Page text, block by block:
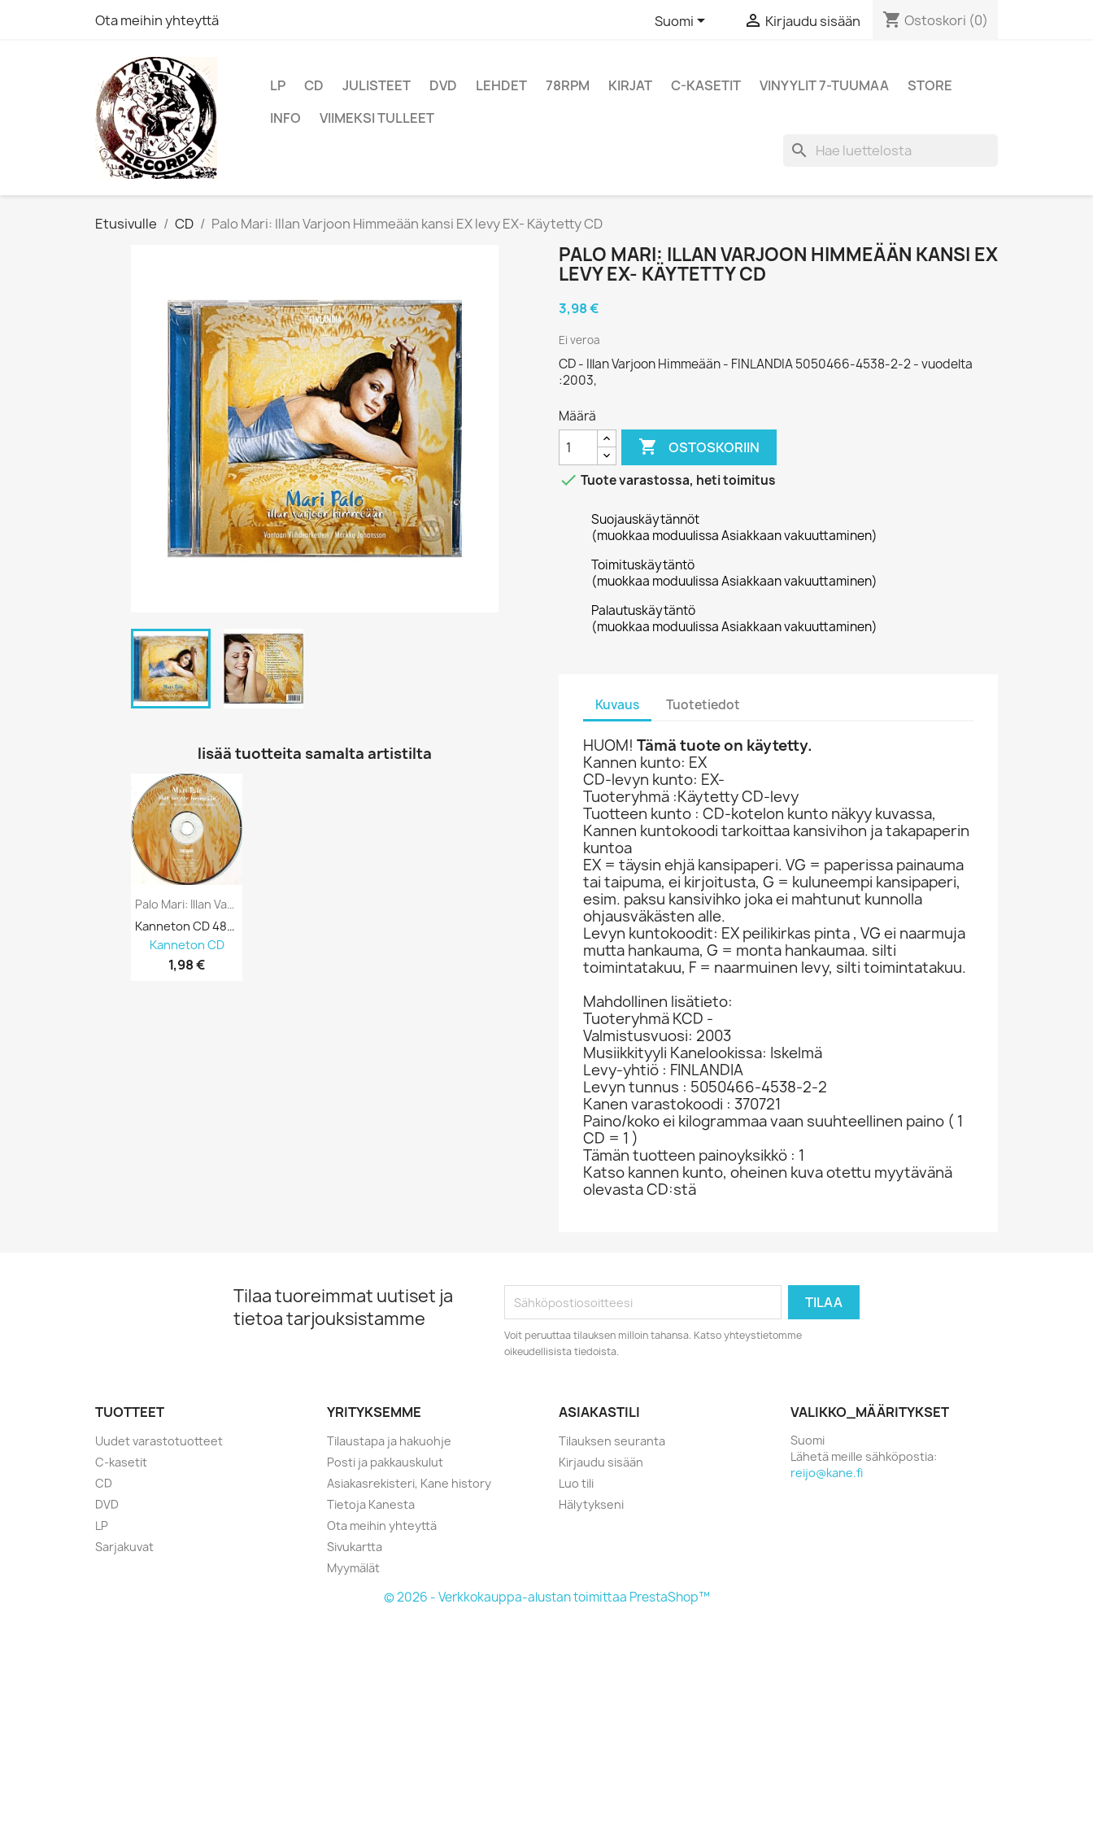
Ota meihin yhteyttä Suomi  Kirjaudu sisään shopping_cart Ostoskori (0)
LP CD JULISTEET DVD LEHDET 78RPM KIRJAT C-KASETIT VINYYLIT 7-TUUMAA
STORE
INFO
VIIMEKSI TULLEET
search
Etusivulle CD Palo Mari: Illan Varjoon Himmeään kansi EX levy EX- Käytetty CD
lisää tuotteita samalta artistilta
Palo Mari: Illan Varjoon Himmeään Kansi...
Kanneton CD 484954
Kanneton CD
1,98 €
PALO MARI: ILLAN VARJOON HIMMEÄÄN KANSI EX
LEVY EX- KÄYTETTY CD
3,98 €
Ei veroa
CD - Illan Varjoon Himmeään - FINLANDIA 5050466-4538-2-2 - vuodelta
:2003,
Määrä
 OSTOSKORIIN
 Tuote varastossa, heti toimitus
Suojauskäytännöt
(muokkaa moduulissa Asiakkaan vakuuttaminen)
Toimituskäytäntö
(muokkaa moduulissa Asiakkaan vakuuttaminen)
Palautuskäytäntö
(muokkaa moduulissa Asiakkaan vakuuttaminen)
Kuvaus Tuotetiedot
HUOM! Tämä tuote on käytetty.
Kannen kunto: EX
CD-levyn kunto: EX-
Tuoteryhmä :Käytetty CD-levy
Tuotteen kunto : CD-kotelon kunto näkyy kuvassa,
Kannen kuntokoodi tarkoittaa kansivihon ja takapaperin
kuntoa
EX = täysin ehjä kansipaperi. VG = paperissa painauma
tai taipuma, ei kirjoitusta, G = kuluneempi kansipaperi,
esim. paksu kansivihko joka ei mahtunut kunnolla
ohjausväkästen alle.
Levyn kuntokoodit: EX peilikirkas pinta , VG ei naarmuja
mutta hankauma, G = monta hankaumaa. silti
toimintatakuu, F = naarmuinen levy, silti toimintatakuu.
Mahdollinen lisätieto:
Tuoteryhmä KCD -
Valmistusvuosi: 2003
Musiikkityyli Kanelookissa: Iskelmä
Levy-yhtiö : FINLANDIA
Levyn tunnus : 5050466-4538-2-2
Kanen varastokoodi : 370721
Paino/koko ei kilogrammaa vaan suuhteellinen paino ( 1
CD = 1 )
Tämän tuotteen painoyksikkö : 1
Katso kannen kunto, oheinen kuva otettu myytävänä
olevasta CD:stä
Tilaa tuoreimmat uutiset ja
tietoa tarjouksistamme
Voit peruuttaa tilauksen milloin tahansa. Katso yhteystietomme
oikeudellisista tiedoista.
TUOTTEET
Uudet varastotuotteet
C-kasetit
CD
DVD
LP
Sarjakuvat
YRITYKSEMME
Tilaustapa ja hakuohje
Posti ja pakkauskulut
Asiakasrekisteri, Kane history
Tietoja Kanesta
Ota meihin yhteyttä
Sivukartta
Myymälät
ASIAKASTILI
Tilauksen seuranta
Kirjaudu sisään
Luo tili
Hälytykseni
VALIKKO_MÄÄRITYKSET
Suomi
Lähetä meille sähköpostia:
reijo@kane.fi
© 2026 - Verkkokauppa-alustan toimittaa PrestaShop™